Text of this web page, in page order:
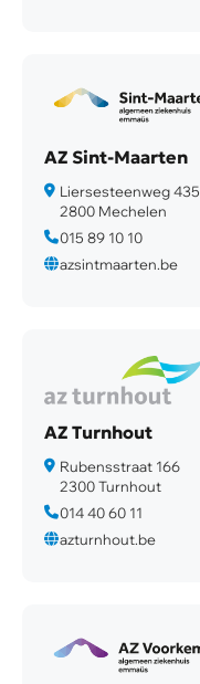
AZ Sint-Maarten
Liersesteenweg 435
2800 Mechelen
015 89 10 10
azsintmaarten.be
AZ Turnhout
Rubensstraat 166
2300 Turnhout
014 40 60 11
azturnhout.be